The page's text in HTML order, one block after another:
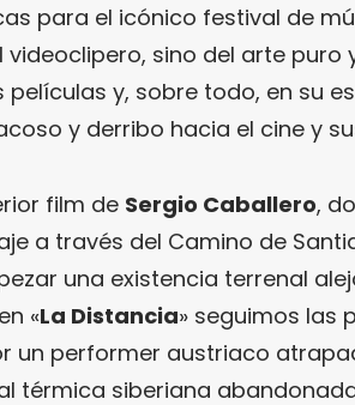
para el icónico festival de
sino del arte puro
películas y, sobre todo, en su
y derribo hacia el cine y
film de Sergio Caballero,
a través del Camino de
una existencia terrenal
«La Distancia» seguimos las
un performer austriaco
térmica siberiana